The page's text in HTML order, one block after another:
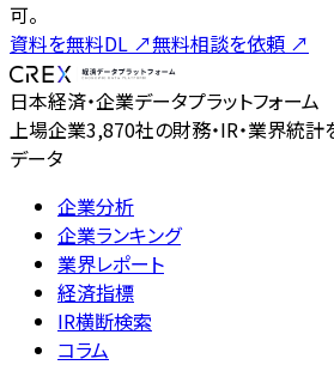
可。
資料を無料DL ↗無料相談を依頼 ↗
日本経済・企業データプラットフォーム
上場企業3,870社の財務・IR・業界統計
データ
企業分析
企業ランキング
業界レポート
経済指標
IR横断検索
コラム